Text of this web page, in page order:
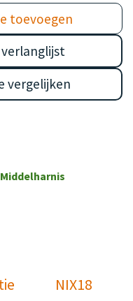
toevoegen
vergelijken
Middelharnis
NIX18